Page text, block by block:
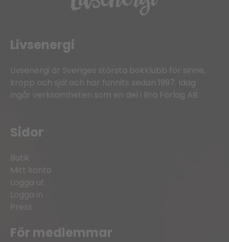
Livsenergi
Livsenergi är Sveriges största bokklubb för sinne,
kropp och själ och har funnits sedan 1997. Idag
ingår verksamheten som en del i Bra Förlag AB.
Sidor
Butik
Mitt konto
Logga ut
Logga in
Press
För medlemmar